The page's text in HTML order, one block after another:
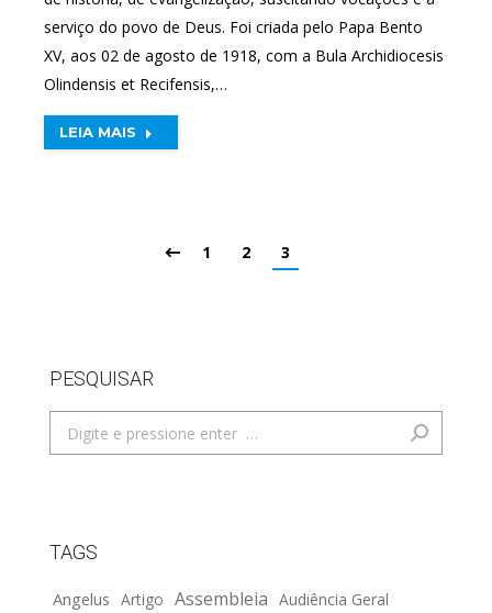
serviço do povo de Deus. Foi criada pelo Papa Bento
XV, aos 02 de agosto de 1918, com a Bula Archidiocesis
Olindensis et Recifensis,…
LEIA MAIS
1 2 3
PESQUISAR
Search:
TAGS
Angelus Artigo Assembleia Audiência Geral